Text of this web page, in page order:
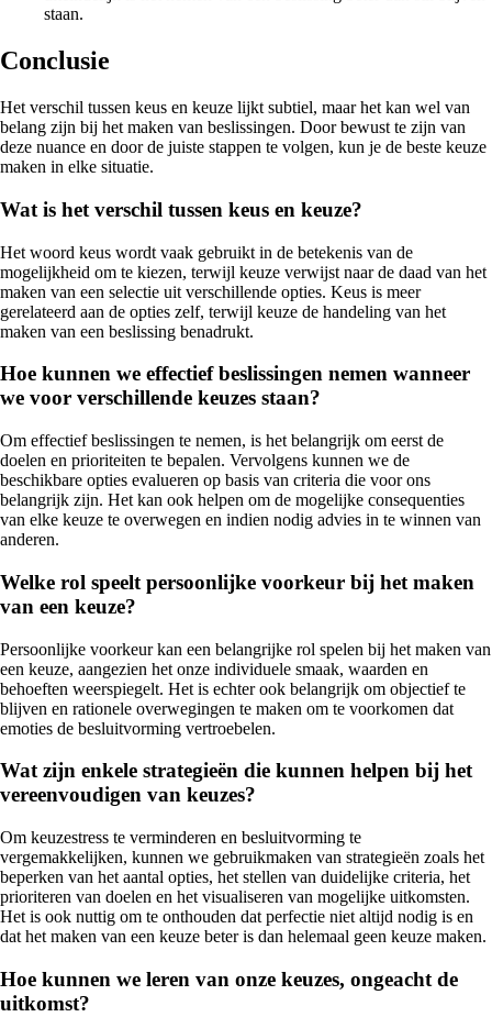
staan.
Conclusie
Het verschil tussen keus en keuze lijkt subtiel, maar het kan wel van
belang zijn bij het maken van beslissingen. Door bewust te zijn van
deze nuance en door de juiste stappen te volgen, kun je de beste keuze
maken in elke situatie.
Wat is het verschil tussen keus en keuze?
Het woord keus wordt vaak gebruikt in de betekenis van de
mogelijkheid om te kiezen, terwijl keuze verwijst naar de daad van het
maken van een selectie uit verschillende opties. Keus is meer
gerelateerd aan de opties zelf, terwijl keuze de handeling van het
maken van een beslissing benadrukt.
Hoe kunnen we effectief beslissingen nemen wanneer
we voor verschillende keuzes staan?
Om effectief beslissingen te nemen, is het belangrijk om eerst de
doelen en prioriteiten te bepalen. Vervolgens kunnen we de
beschikbare opties evalueren op basis van criteria die voor ons
belangrijk zijn. Het kan ook helpen om de mogelijke consequenties
van elke keuze te overwegen en indien nodig advies in te winnen van
anderen.
Welke rol speelt persoonlijke voorkeur bij het maken
van een keuze?
Persoonlijke voorkeur kan een belangrijke rol spelen bij het maken van
een keuze, aangezien het onze individuele smaak, waarden en
behoeften weerspiegelt. Het is echter ook belangrijk om objectief te
blijven en rationele overwegingen te maken om te voorkomen dat
emoties de besluitvorming vertroebelen.
Wat zijn enkele strategieën die kunnen helpen bij het
vereenvoudigen van keuzes?
Om keuzestress te verminderen en besluitvorming te
vergemakkelijken, kunnen we gebruikmaken van strategieën zoals het
beperken van het aantal opties, het stellen van duidelijke criteria, het
prioriteren van doelen en het visualiseren van mogelijke uitkomsten.
Het is ook nuttig om te onthouden dat perfectie niet altijd nodig is en
dat het maken van een keuze beter is dan helemaal geen keuze maken.
Hoe kunnen we leren van onze keuzes, ongeacht de
uitkomst?